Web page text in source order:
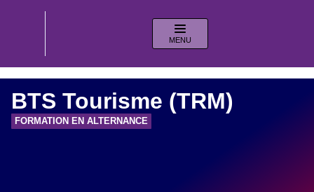
MENU
BTS Tourisme (TRM)
FORMATION EN ALTERNANCE